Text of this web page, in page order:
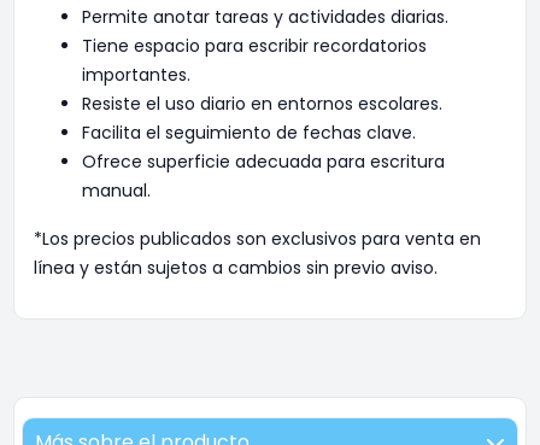
Permite anotar tareas y actividades diarias.
Tiene espacio para escribir recordatorios
importantes.
Resiste el uso diario en entornos escolares.
Facilita el seguimiento de fechas clave.
Ofrece superficie adecuada para escritura
manual.
*Los precios publicados son exclusivos para venta en
línea y están sujetos a cambios sin previo aviso.